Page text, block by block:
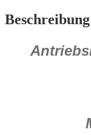
VA
Varadero
Beschreibung